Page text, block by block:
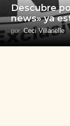
Descubre
news» ya
por Ceci Villanelle